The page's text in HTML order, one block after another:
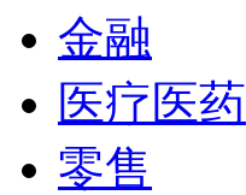
金融
医疗医药
零售